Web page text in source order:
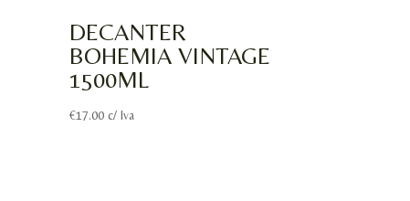
DECANTER
BOHEMIA VINTAGE
1500ML
€17.00 c/ Iva